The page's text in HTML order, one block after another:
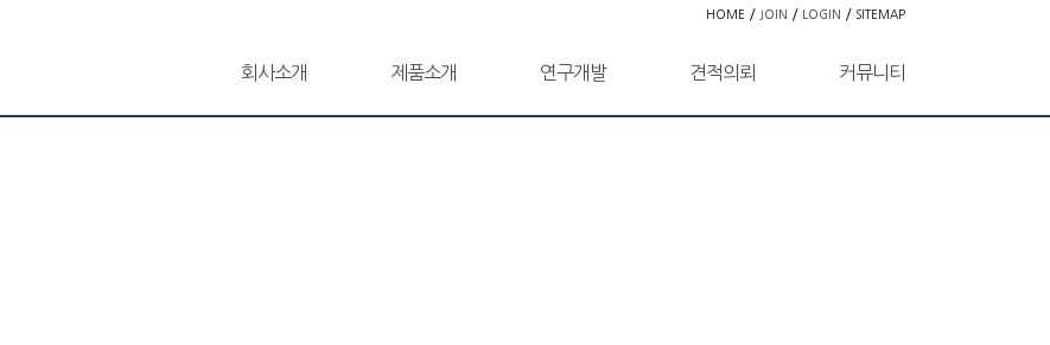
HOME / JOIN / LOGIN / SITEMAP
회사소개 제품소개 연구개발 견적의뢰 커뮤니티